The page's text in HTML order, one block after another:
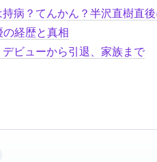
病？てんかん？半沢直樹直
経歴と真相
ビューから引退、家族まで